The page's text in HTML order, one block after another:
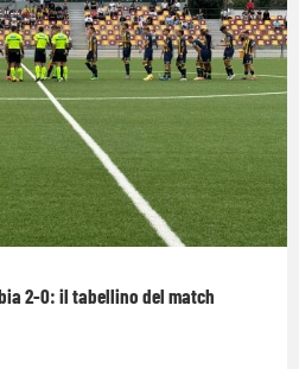
2-0: il tabellino del match